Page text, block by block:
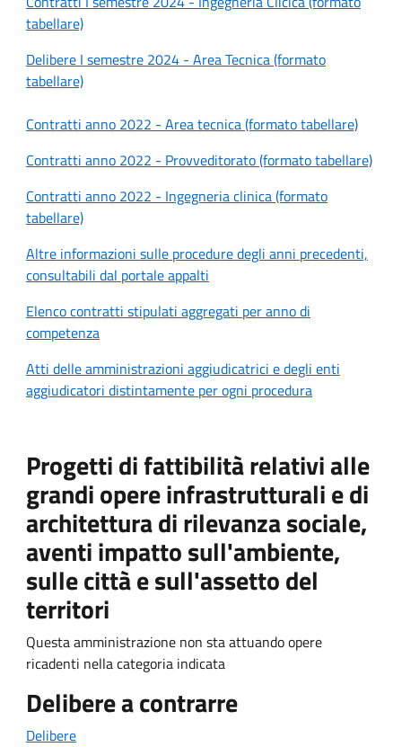
tabellare)
Delibere I semestre 2024 - Area Tecnica (formato
tabellare)
Contratti anno 2022 - Area tecnica (formato tabellare)
Contratti anno 2022 - Provveditorato (formato tabellare)
Contratti anno 2022 - Ingegneria clinica (formato
tabellare)
Altre informazioni sulle procedure degli anni precedenti,
consultabili dal portale appalti
Elenco contratti stipulati aggregati per anno di
competenza
Atti delle amministrazioni aggiudicatrici e degli enti
aggiudicatori distintamente per ogni procedura
Progetti di fattibilità relativi alle
grandi opere infrastrutturali e di
architettura di rilevanza sociale,
aventi impatto sull'ambiente,
sulle città e sull'assetto del
territori
Questa amministrazione non sta attuando opere
ricadenti nella categoria indicata
Delibere a contrarre
Delibere